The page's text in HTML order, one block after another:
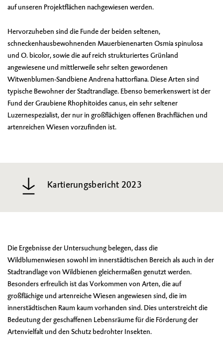
auf unseren Projektflächen nachgewiesen werden.
Hervorzuheben sind die Funde der beiden seltenen,
schneckenhausbewohnenden Mauerbienenarten Osmia spinulosa
und O. bicolor, sowie die auf reich strukturiertes Grünland
angewiesene und mittlerweile sehr selten gewordenen
Witwenblumen-Sandbiene Andrena hattorfiana. Diese Arten sind
typische Bewohner der Stadtrandlage. Ebenso bemerkenswert ist der
Fund der Graubiene Rhophitoides canus, ein sehr seltener
Luzernespezialist, der nur in großflächigen offenen Brachflächen und
artenreichen Wiesen vorzufinden ist.
Kartierungsbericht 2023
Die Ergebnisse der Untersuchung belegen, dass die
Wildblumenwiesen sowohl im innerstädtischen Bereich als auch in der
Stadtrandlage von Wildbienen gleichermaßen genutzt werden.
Besonders erfreulich ist das Vorkommen von Arten, die auf
großflächige und artenreiche Wiesen angewiesen sind, die im
innerstädtischen Raum kaum vorhanden sind. Dies unterstreicht die
Bedeutung der geschaffenen Lebensräume für die Förderung der
Artenvielfalt und den Schutz bedrohter Insekten.